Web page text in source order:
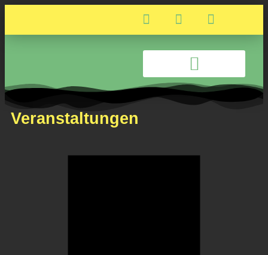
Veranstaltungen